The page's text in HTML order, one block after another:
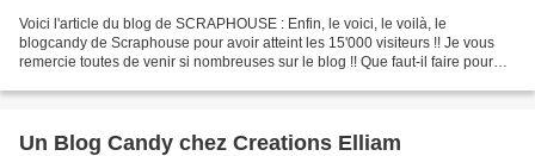
Voici l'article du blog de SCRAPHOUSE : Enfin, le voici, le voilà, le
blogcandy de Scraphouse pour avoir atteint les 15'000 visiteurs !! Je vous
remercie toutes de venir si nombreuses sur le blog !! Que faut-il faire pour
Un Blog Candy chez Creations Elliam